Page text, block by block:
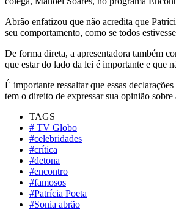
Abrão enfatizou que não acredita que
seu comportamento, como se todos
De forma direta, a apresentadora também
que estar do lado da lei é importante e que
É importante ressaltar que essas
tem o direito de expressar sua opinião
TAGS
# TV Globo
#celebridades
#crítica
#detona
#encontro
#famosos
#Patrícia Poeta
#Sonia abrão